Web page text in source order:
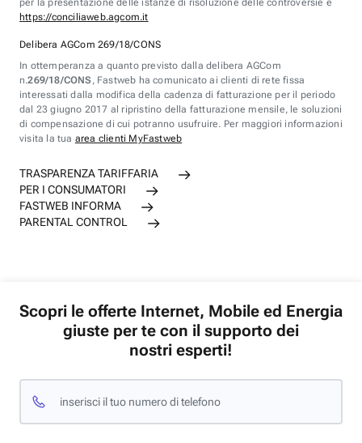
per la presentazione delle istanze di risoluzione delle controversie è
https://conciliaweb.agcom.it
Delibera AGCom 269/18/CONS
In ottemperanza a quanto previsto dalla delibera AGCom
n.269/18/CONS , Fastweb ha comunicato ai clienti di rete fissa
interessati dalla modifica della cadenza di fatturazione per il periodo
dal 23 giugno 2017 al ripristino della fatturazione mensile, le soluzioni
di compensazione di cui potranno usufruire. Per maggiori informazioni
visita la tua area clienti MyFastweb
TRASPARENZA TARIFFARIA
PER I CONSUMATORI
FASTWEB INFORMA
PARENTAL CONTROL
Scopri le offerte Internet, Mobile ed Energia
giuste per te con il supporto dei
nostri esperti!
inserisci il tuo numero di telefono